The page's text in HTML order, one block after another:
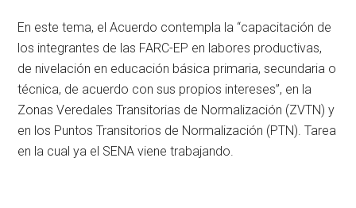
En este tema, el Acuerdo contempla la “capacitación de
los integrantes de las FARC-EP en labores productivas,
de nivelación en educación básica primaria, secundaria o
técnica, de acuerdo con sus propios intereses”, en la
Zonas Veredales Transitorias de Normalización (ZVTN) y
en los Puntos Transitorios de Normalización (PTN). Tarea
en la cual ya el SENA viene trabajando.